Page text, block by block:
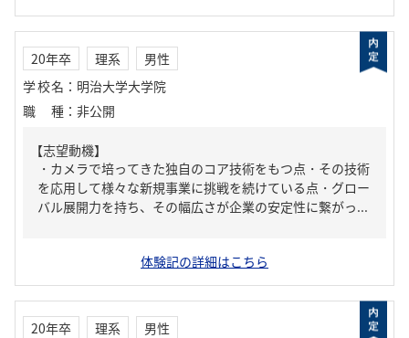
20年卒 理系
男性
学校名 ： 明治大学大学院
職種 ： 非公開
【志望動機】
・カメラで培ってきた独自のコア技術をもつ点・その技術
を応用して様々な新規事業に挑戦を続けている点・グロー
バル展開力を持ち、その幅広さが企業の安定性に繋がっ...
体験記の詳細はこちら
20年卒 理系
男性